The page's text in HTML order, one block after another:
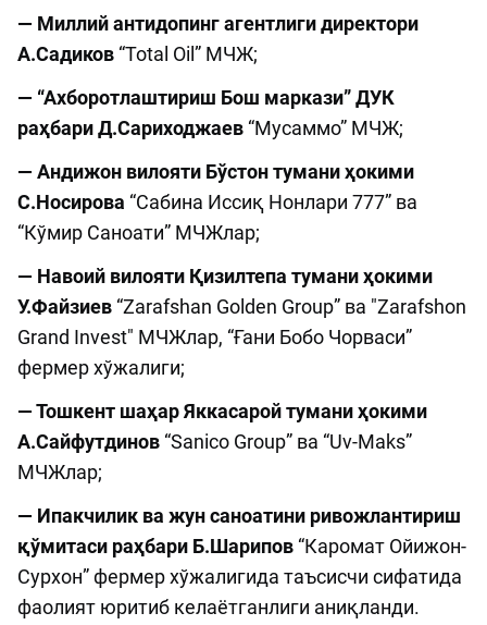
— Миллий антидопинг агентлиги директори
А.Садиков “Total Oil” МЧЖ;
— “Ахборотлаштириш Бош маркази” ДУК
раҳбари Д.Сариходжаев “Мусаммо” МЧЖ;
— Андижон вилояти Бўстон тумани ҳокими
С.Носирова “Сабина Иссиқ Нонлари 777” ва
“Кўмир Саноати” МЧЖлар;
— Навоий вилояти Қизилтепа тумани ҳокими
У.Файзиев “Zarafshan Golden Group” ва "Zarafshon
Grand Invest" МЧЖлар, “Ғани Бобо Чорваси”
фермер хўжалиги;
— Тошкент шаҳар Яккасарой тумани ҳокими
А.Сайфутдинов “Sanico Group” ва “Uv-Maks”
МЧЖлар;
— Ипакчилик ва жун саноатини ривожлантириш
қўмитаси раҳбари Б.Шарипов “Каромат Ойижон-
Сурхон” фермер хўжалигида таъсисчи сифатида
фаолият юритиб келаётганлиги аниқланди.